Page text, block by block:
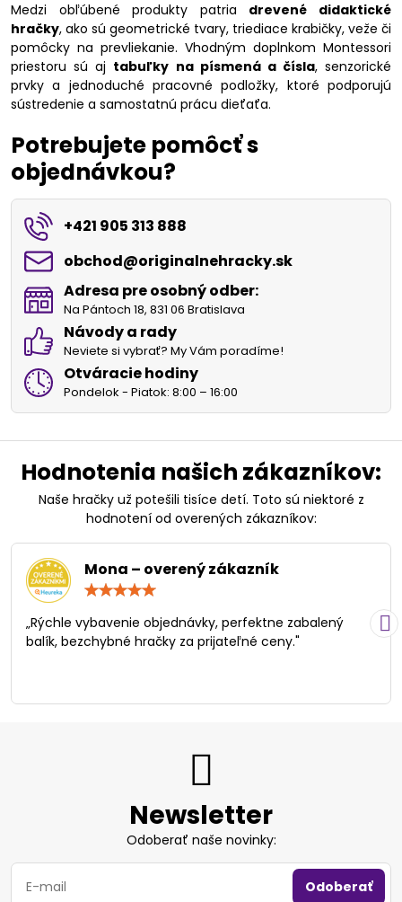
Medzi obľúbené produkty patria drevené didaktické
hračky, ako sú geometrické tvary, triediace krabičky, veže či
pomôcky na prevliekanie. Vhodným doplnkom Montessori
priestoru sú aj tabuľky na písmená a čísla, senzorické
prvky a jednoduché pracovné podložky, ktoré podporujú
sústredenie a samostatnú prácu dieťaťa.
Potrebujete pomôcť s
objednávkou?
+421 905 313 888
obchod​@originalnehracky​.sk
Adresa pre osobný odber:
Na Pántoch 18, 831 06 Bratislava
Návody a rady
Neviete si vybrať? My Vám poradíme!
Otváracie hodiny
Pondelok - Piatok: 8:00 – 16:00
Hodnotenia našich zákazníkov:
Naše hračky už potešili tisíce detí. Toto sú niektoré z
hodnotení od overených zákazníkov:
Mona – overený zákazník
/
5
„Rýchle vybavenie objednávky, perfektne zabalený
balík, bezchybné hračky za prijateľné ceny."
Newsletter
Odoberať naše novinky:
Odoberať